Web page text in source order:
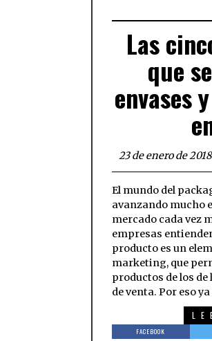
Las
que
envases
23 de enero de 2018
El mundo del
avanzando mucho
mercado cada vez
empresas
producto es un
marketing, que
productos de los
de venta. Por eso
FACEBOOK